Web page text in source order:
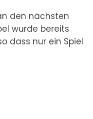
den nächsten
wurde bereits
dass nur ein Spiel